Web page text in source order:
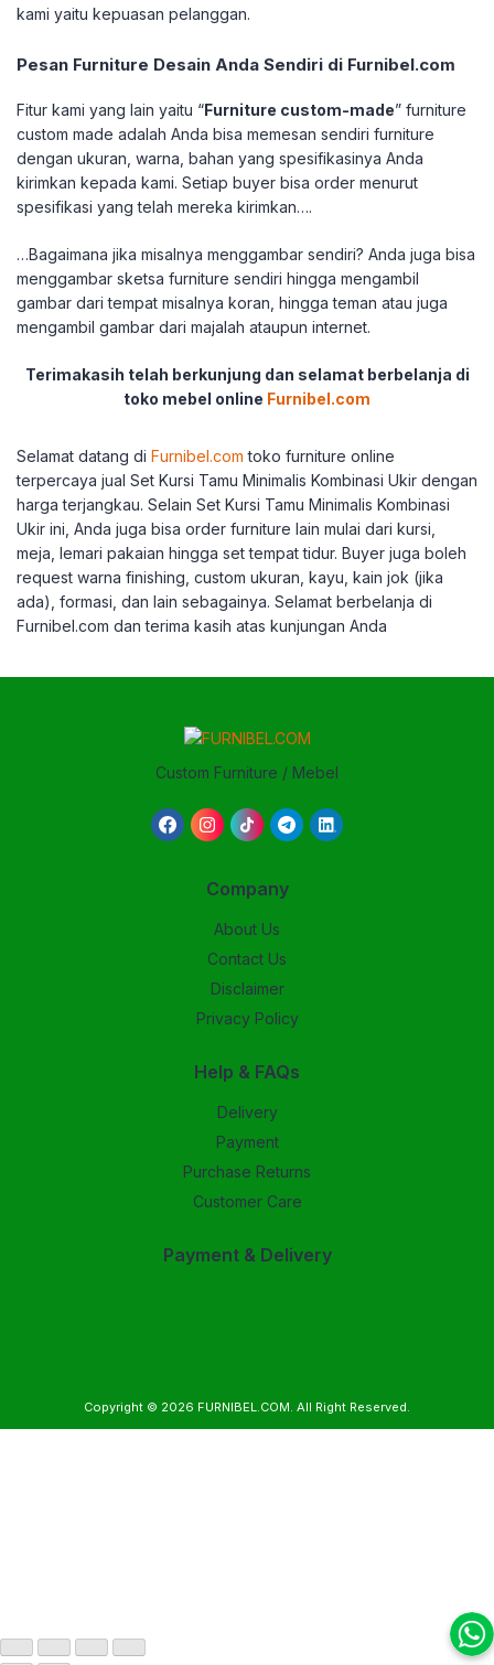
kami yaitu kepuasan pelanggan.
Pesan Furniture Desain Anda Sendiri di Furnibel.com
Fitur kami yang lain yaitu “Furniture custom-made” furniture
custom made adalah Anda bisa memesan sendiri furniture
dengan ukuran, warna, bahan yang spesifikasinya Anda
kirimkan kepada kami. Setiap buyer bisa order menurut
spesifikasi yang telah mereka kirimkan….
…Bagaimana jika misalnya menggambar sendiri? Anda juga bisa
menggambar sketsa furniture sendiri hingga mengambil
gambar dari tempat misalnya koran, hingga teman atau juga
mengambil gambar dari majalah ataupun internet.
Terimakasih telah berkunjung dan selamat berbelanja di
toko mebel online Furnibel.com
Selamat datang di Furnibel.com toko furniture online
terpercaya jual Set Kursi Tamu Minimalis Kombinasi Ukir dengan
harga terjangkau. Selain Set Kursi Tamu Minimalis Kombinasi
Ukir ini, Anda juga bisa order furniture lain mulai dari kursi,
meja, lemari pakaian hingga set tempat tidur. Buyer juga boleh
request warna finishing, custom ukuran, kayu, kain jok (jika
ada), formasi, dan lain sebagainya. Selamat berbelanja di
Furnibel.com dan terima kasih atas kunjungan Anda
Custom Furniture / Mebel
Company
About Us
Contact Us
Disclaimer
Privacy Policy
Help & FAQs
Delivery
Payment
Purchase Returns
Customer Care
Payment & Delivery
Copyright © 2026 FURNIBEL.COM. All Right Reserved.